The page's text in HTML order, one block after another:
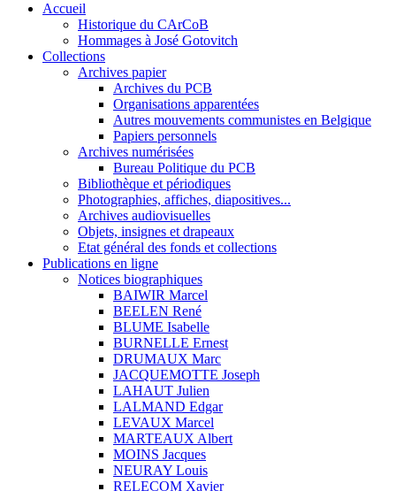
Accueil
Historique du CArCoB
Hommages à José Gotovitch
Collections
Archives papier
Archives du PCB
Organisations apparentées
Autres mouvements communistes en Belgique
Papiers personnels
Archives numérisées
Bureau Politique du PCB
Bibliothèque et périodiques
Photographies, affiches, diapositives...
Archives audiovisuelles
Objets, insignes et drapeaux
Etat général des fonds et collections
Publications en ligne
Notices biographiques
BAIWIR Marcel
BEELEN René
BLUME Isabelle
BURNELLE Ernest
DRUMAUX Marc
JACQUEMOTTE Joseph
LAHAUT Julien
LALMAND Edgar
LEVAUX Marcel
MARTEAUX Albert
MOINS Jacques
NEURAY Louis
RELECOM Xavier